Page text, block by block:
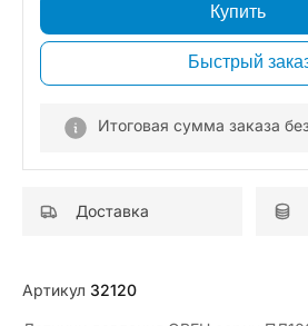
Купить
Быстрый
Итоговая сумма заказа
Доставка
Артикул 32120